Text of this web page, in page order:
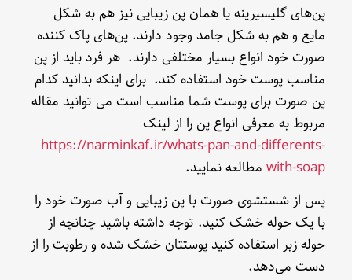
پن‌های گلیسیرینه یا همان پن زیبایی نیز هم به شکل
مایع و هم به شکل جامد وجود دارند. پن‌های پاک کننده
صورت خود انواع بسیار مختلفی دارند. هر فرد باید از پن
مناسب پوست خود استفاده کند. برای اینکه بدانید کدام
پن صورت برای پوست شما مناسب است می توانید مقاله
مربوط به معرفی انواع پن را از لینک
https://narminkaf.ir/whats-pan-and-differents-
with-soapمطالعه نمایید.
پس از شستشوی صورت با پن زیبایی و آب صورت خود را
با یک حوله خشک کنید. توجه داشته باشید چنانچه از
حوله زبر استفاده کنید پوستتان خشک شده و رطوبت را از
دست می‌دهد.